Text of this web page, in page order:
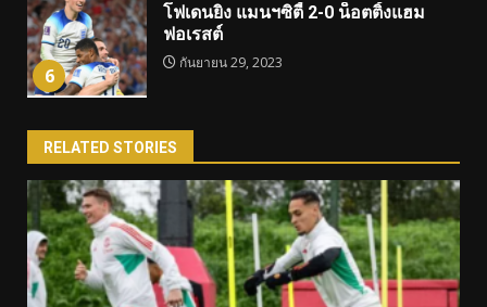
6
โฟเดนยิง แมนฯซิตี้ 2-0 น็อตติ้งแฮม
ฟอเรสต์
กันยายน 29, 2023
RELATED STORIES